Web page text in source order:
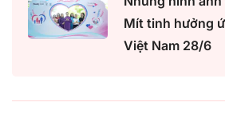
Mít tinh hưởng
Việt Nam 28/6